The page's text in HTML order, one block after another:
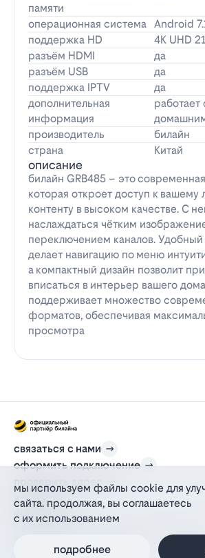
памяти
операционная система Android
поддержка HD
4K UHD
разъём HDMI
да
разъём USB
да
поддержка IPTV
да
дополнительная
информация
производитель
билайн
страна
Китай
описание
билайн GRB485 – это
которая откроет доступ к
контенту в высоком качестве. С
наслаждаться чётким
переключением каналов.
делает навигацию по меню
а компактный дизайн позволит
вписаться в интерьер вашего
поддерживает множество
форматов, обеспечивая
просмотра
связаться с нами
оформить подключение
проверить адрес
для дома
информация
действующий на основании агентского договора
политика персональных данных
мы используем файлы cookie для
сайта. продолжая, вы соглашаетесь
с их использованием
подробнее